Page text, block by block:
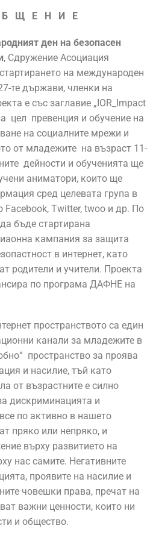
Щ Е Н И Е
ден на безопасен
, Сдружение Асоциация
на международен
те държави, членки на
е със заглавие „IOR_Impact
цел превенция и обучение на
на социалните мрежи и
от младежите на възраст 11-
дейности и обученията ще
аниматори, които ще
сред целевата група в
Facebook, Twitter, twoо и др. По
бъде стартирана
кампания за защита
в интернет, като
родители и учители. Проекта
по програма ДАФНЕ на
пространството са един
канали за младежите в
пространство за проява
и насилие, тъй като
от възрастните е силно
дискриминацията и
по активно в нашето
пряко или непряко, и
върху развитието на
нас самите. Негативните
проявите на насилие и
човешки права, пречат на
важни ценности, които ни
и общество.